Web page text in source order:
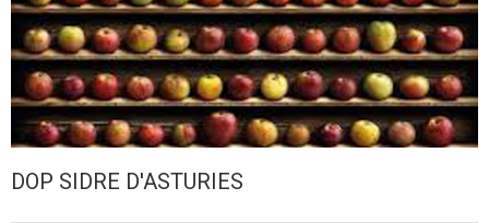
DOP SIDRE D'ASTURIES